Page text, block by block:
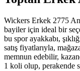
Wickers Erkek 2775
bayiler için ideal bir
bu spor ayakkabı,
satış fiyatlarıyla,
memnun edebilir,
1 koli olup, perakende